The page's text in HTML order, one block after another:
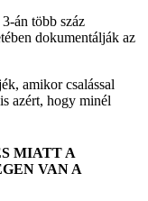
án több száz
dokumentálják az
amikor csalással
azért, hogy minél
MIATT A
VAN A